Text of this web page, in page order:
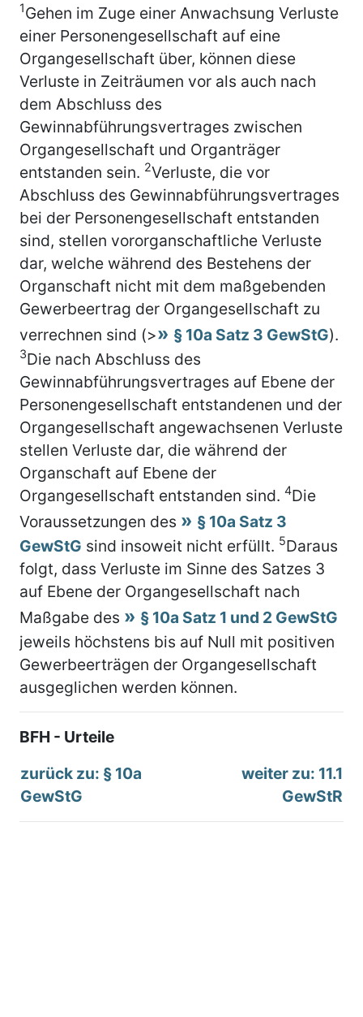
1Gehen im Zuge einer Anwachsung Verluste
einer Personengesellschaft auf eine
Organgesellschaft über, können diese
Verluste in Zeiträumen vor als auch nach
dem Abschluss des
Gewinnabführungsvertrages zwischen
Organgesellschaft und Organträger
entstanden sein. 2Verluste, die vor
Abschluss des Gewinnabführungsvertrages
bei der Personengesellschaft entstanden
sind, stellen vororganschaftliche Verluste
dar, welche während des Bestehens der
Organschaft nicht mit dem maßgebenden
Gewerbeertrag der Organgesellschaft zu
verrechnen sind (>
§ 10a Satz 3 GewStG).
3Die nach Abschluss des
Gewinnabführungsvertrages auf Ebene der
Personengesellschaft entstandenen und der
Organgesellschaft angewachsenen Verluste
stellen Verluste dar, die während der
Organschaft auf Ebene der
Organgesellschaft entstanden sind. 4Die
Voraussetzungen des
§ 10a Satz 3
GewStG sind insoweit nicht erfüllt. 5Daraus
folgt, dass Verluste im Sinne des Satzes 3
auf Ebene der Organgesellschaft nach
Maßgabe des
§ 10a Satz 1 und 2 GewStG
jeweils höchstens bis auf Null mit positiven
Gewerbeerträgen der Organgesellschaft
ausgeglichen werden können.
BFH - Urteile
zurück zu: § 10a
GewStG
weiter zu: 11.1
GewStR